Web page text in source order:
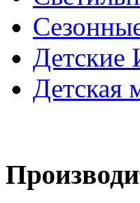
Детские
Детская